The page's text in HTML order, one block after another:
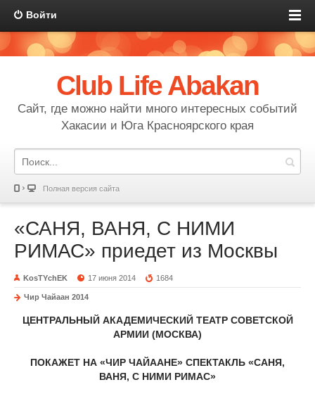
Войти
Club Life Abakan
Сайт, где можно найти много интересных событий
Хакасии и Юга Красноярского края
Полная версия сайта
«САНЯ, ВАНЯ, С НИМИ
РИМАС» приедет из Москвы
KosTYchEK 17 июня 2014 1684
Чир Чайаан 2014
ЦЕНТРАЛЬНЫЙ АКАДЕМИЧЕСКИЙ ТЕАТР СОВЕТСКОЙ
АРМИИ (МОСКВА)
ПОКАЖЕТ НА «ЧИР ЧАЙААНЕ» СПЕКТАКЛЬ «САНЯ,
ВАНЯ, С НИМИ РИМАС»